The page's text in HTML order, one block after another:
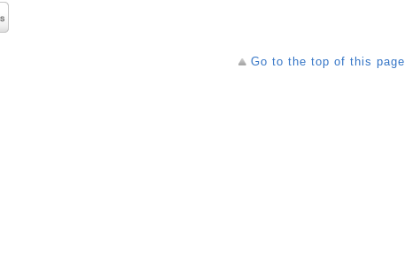
Go to the top of this page